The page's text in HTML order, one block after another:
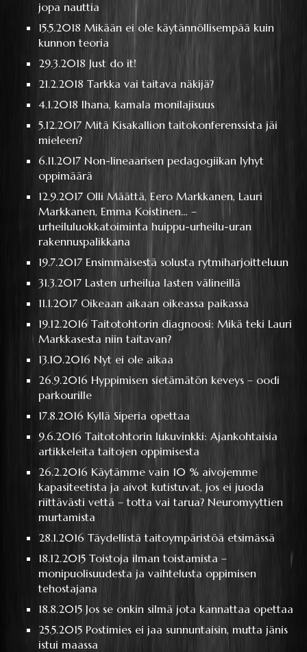
jopa nauttia
15.5.2018 Mikään ei ole käytännöllisempää kuin
kunnon teoria
29.3.2018 Just do it!
21.2.2018Tarkka vai taitava näkijä?
4.1.2018 Ihana, kamala monilajisuus
5.12.2017 Mitä Kisakallion taitokonferenssista jäi
mieleen?
6.11.2017Non-lineaarisen pedagogiikan lyhyt
oppimäärä
12.9.2017 Olli Määttä, Eero Markkanen, Lauri
Markkanen, Emma Koistinen… –
urheiluluokkatoiminta huippu-urheilu-uran
rakennuspalikkana
19.7.2017Ensimmäisestä solusta rytmiharjoitteluun
31.3.2017 Lasten urheilua lasten välineillä
11.1.2017 Oikeaan aikaan oikeassa paikassa
19.12.2016Taitotohtorin diagnoosi: Mikä teki Lauri
Markkasesta niin taitavan?
13.10.2016Nyt ei ole aikaa
26.9.2016Hyppimisen sietämätön keveys – oodi
parkourille
17.8.2016Kyllä Siperia opettaa
9.6.2016Taitotohtorin lukuvinkki: Ajankohtaisia
artikkeleita taitojen oppimisesta
26.2.2016 Käytämme vain 10 % aivojemme
kapasiteetista ja aivot kutistuvat, jos ei juoda
riittävästi vettä – totta vai tarua? Neuromyyttien
murtamista
28.1.2016Täydellistä taitoympäristöä etsimässä
18.12.2015Toistoja ilman toistamista –
monipuolisuudesta ja vaihtelusta oppimisen
tehostajana
18.8.2015 Jos se onkin silmä jota kannattaa opettaa
25.5.2015 Postimies ei jaa sunnuntaisin, mutta jänis
istui maassa